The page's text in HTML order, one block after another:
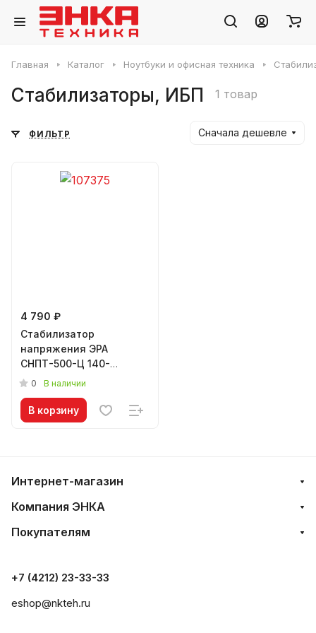
Главная Каталог Ноутбуки и офисная техника
Стабилизаторы, ИБП 1 товар
ФИЛЬТР Сначала дешевле
4 790 ₽
Стабилизатор
напряжения ЭРА
СНПТ-500-Ц 140-
260В/220/В, 500ВА
0 В наличии
В корзину
Интернет-магазин
Компания ЭНКА
Покупателям
+7 (4212) 23-33-33
eshop@nkteh.ru